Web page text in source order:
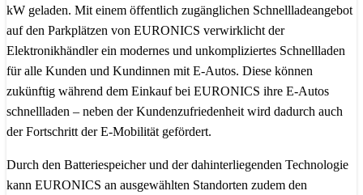
kW geladen. Mit einem öffentlich zugänglichen Schnellladeangebot
auf den Parkplätzen von EURONICS verwirklicht der
Elektronikhändler ein modernes und unkompliziertes Schnellladen
für alle Kunden und Kundinnen mit E-Autos. Diese können
zukünftig während dem Einkauf bei EURONICS ihre E-Autos
schnellladen – neben der Kundenzufriedenheit wird dadurch auch
der Fortschritt der E-Mobilität gefördert.
Durch den Batteriespeicher und der dahinterliegenden Technologie
kann EURONICS an ausgewählten Standorten zudem den